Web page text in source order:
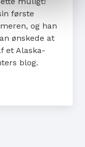
første
og han
ønskede at
et Alaska-
blog.